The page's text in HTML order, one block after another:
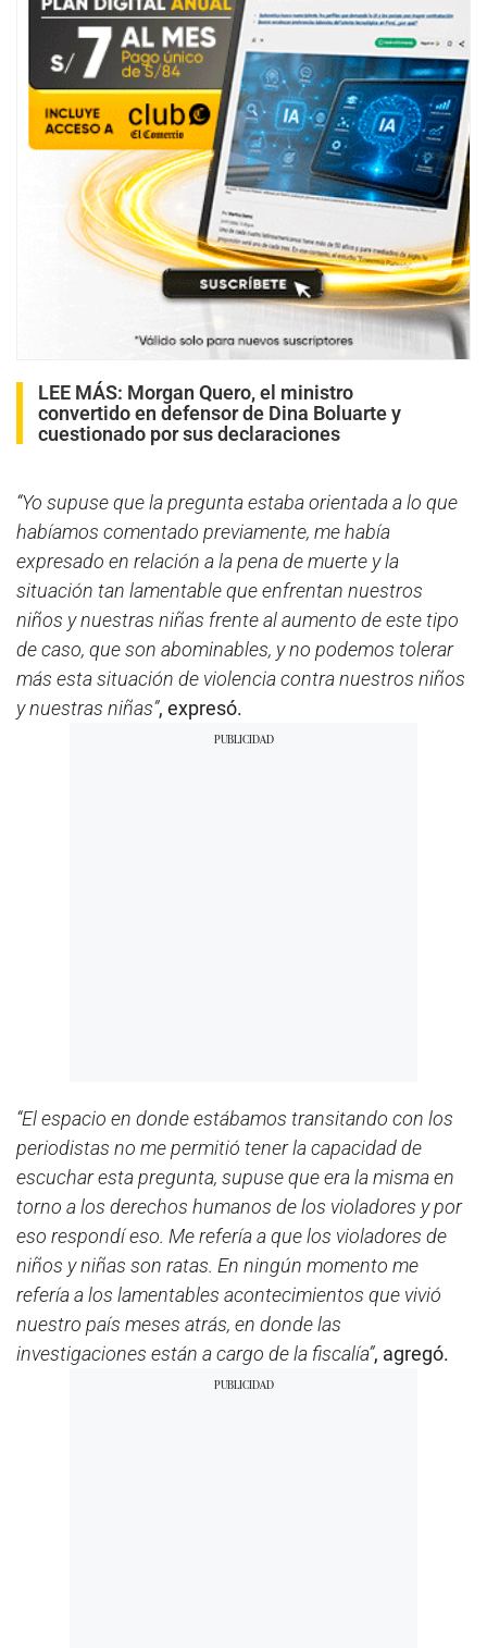
LEE MÁS: Morgan Quero, el ministro
convertido en defensor de Dina Boluarte y
cuestionado por sus declaraciones
“Yo supuse que la pregunta estaba orientada a lo que
habíamos comentado previamente, me había
expresado en relación a la pena de muerte y la
situación tan lamentable que enfrentan nuestros
niños y nuestras niñas frente al aumento de este tipo
de caso, que son abominables, y no podemos tolerar
más esta situación de violencia contra nuestros niños
y nuestras niñas”, expresó.
“El espacio en donde estábamos transitando con los
periodistas no me permitió tener la capacidad de
escuchar esta pregunta, supuse que era la misma en
torno a los derechos humanos de los violadores y por
eso respondí eso. Me refería a que los violadores de
niños y niñas son ratas. En ningún momento me
refería a los lamentables acontecimientos que vivió
nuestro país meses atrás, en donde las
investigaciones están a cargo de la fiscalía”, agregó.